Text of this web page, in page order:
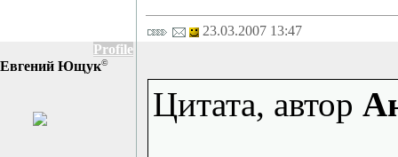
23.03.2007 13:47
Profile
Евгений Ющук©
Цитата, автор